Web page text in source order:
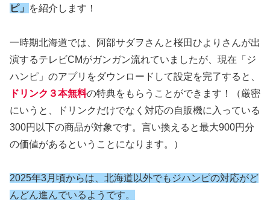
ピ」
を紹介します！
一時期北海道では、阿部サダヲさんと桜田ひよりさんが出
演するテレビCMがガンガン流れていましたが、現在「ジ
ハンピ」のアプリをダウンロードして設定を完了すると、
ドリンク３本無料の特典をもらうことができます！（厳密
にいうと、ドリンクだけでなく対応の自販機に入っている
300円以下の商品が対象です。言い換えると最大900円分
の価値があるということになります。）
2025年3月頃からは、北海道以外でもジハンピの対応がど
んどん進んでいるようです。